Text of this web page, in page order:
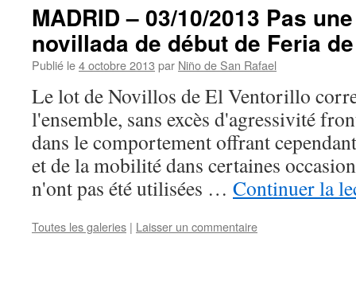
MADRID – 03/10/2013 Pas
novillada de début de Feria
Publié le4 octobre 2013 par Niño de San Rafael
Le lot de Novillos de El Ventorillo
l'ensemble, sans excès d'agressivité
dans le comportement offrant
et de la mobilité dans certaines
n'ont pas été utilisées … Continuer la
Toutes les galeries | Laisser un commentaire